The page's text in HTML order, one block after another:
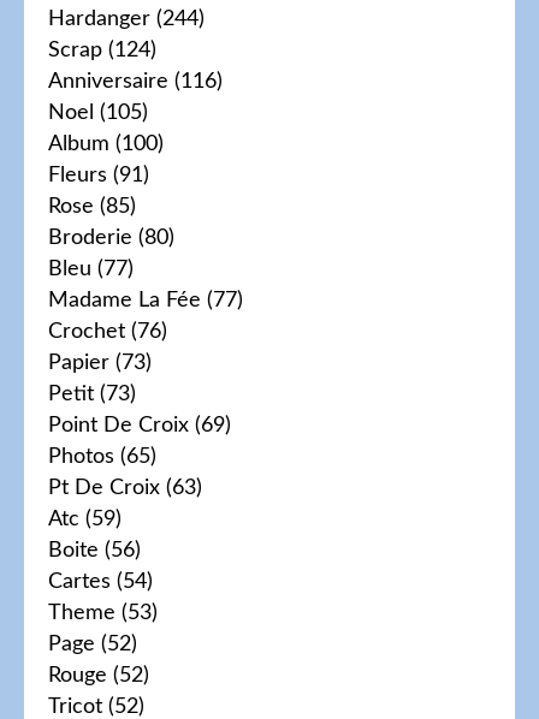
Hardanger (244)
Scrap (124)
Anniversaire (116)
Noel (105)
Album (100)
Fleurs (91)
Rose (85)
Broderie (80)
Bleu (77)
Madame La Fée (77)
Crochet (76)
Papier (73)
Petit (73)
Point De Croix (69)
Photos (65)
Pt De Croix (63)
Atc (59)
Boite (56)
Cartes (54)
Theme (53)
Page (52)
Rouge (52)
Tricot (52)